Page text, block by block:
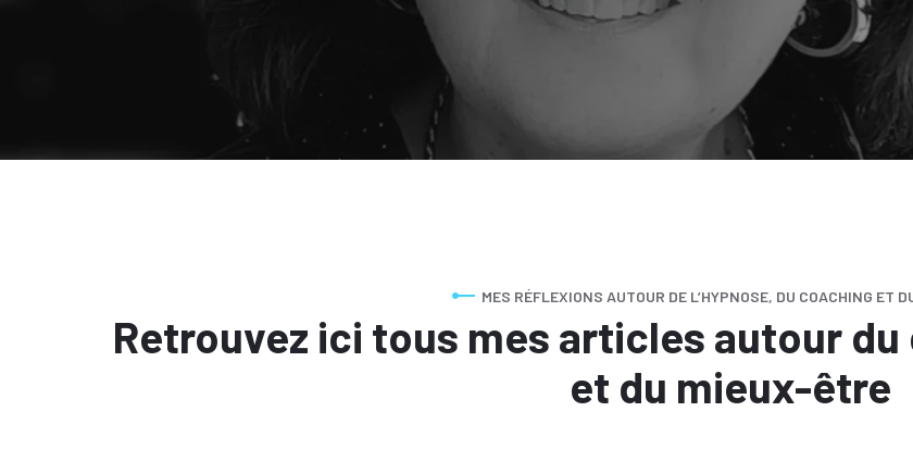
MES RÉFLEXIONS AUTOUR DE L’HYPNOSE, DU COACHING ET
Retrouvez ici tous mes articles autour du
et du mieux-être